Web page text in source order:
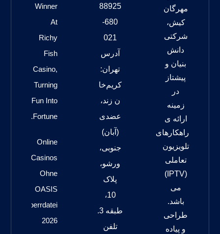
مهرگان
کیش،
شرکتی
دانش
بنیان و
پیشتاز
در
زمینه
ارائه ی
راهکارهای
تلویزیون
تعاملی
(IPTV)
می
باشد.
طراحی
و پیاده
88925
680-
021
آدرس
تهران:
کریم‌خا
ن زند،
عضدی
(آبان)
جنوبی،
ورشو،
پلاک
10،
طبقه 3.
تلفن
Winner
At
Richy
Fish
Casino,
Turning
Fun Into
Fortune.
Online
Casinos
Ohne
OASIS
Sperrdatei
2026